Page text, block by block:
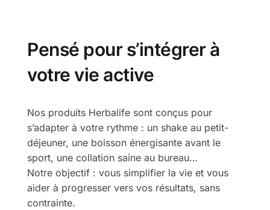
Pensé pour s’intégrer à
votre vie active
Nos produits Herbalife sont conçus pour
s’adapter à votre rythme : un shake au petit-
déjeuner, une boisson énergisante avant le
sport, une collation saine au bureau…
Notre objectif : vous simplifier la vie et vous
aider à progresser vers vos résultats, sans
contrainte.